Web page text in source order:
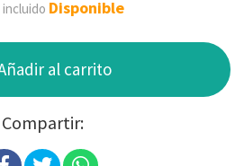
Disponible
al carrito
Compartir: